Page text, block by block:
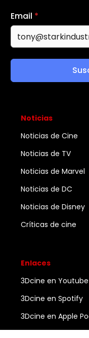
Email *
Noticias
Noticias de Cine
Noticias de TV
Noticias de Marvel
Noticias de DC
Noticias de Disney
Críticas de cine
Enlaces
3Dcine en Youtube
3Dcine en Spotify
3Dcine en Apple